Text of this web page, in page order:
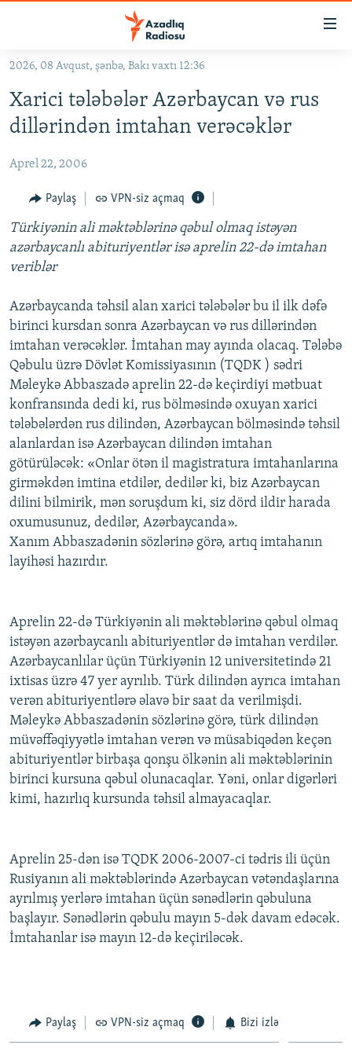
Əsas
qayıt
Əsas
qayıt
#ƏSLINDƏ
FƏRQƏ BAX
QANUNI DOĞRU
ARAŞDIRMA
VIDEO
FOTOQALEREYA
İNFOQRAFIKA
KARIKATURA
RADIO ARXIV
OXU ZALI
AZƏRBAYCAN ƏDƏBIYYATI KITABXANASI
İSLAM VƏ DEMOKRATIYA
İZ - MƏDƏNIYYƏT PROQRAMI
HAQQIMIZDA
MISSIYAMIZ
PEŞƏ ETIKASI VƏ JURNALISTIKA STANDARTLARIMIZ
MATERIALLARIMIZDAN ISTIFADƏ
AZADLIQRADIOSU MOBIL TELEFONUNUZDA
BIZIMLƏ ƏLAQƏ
XƏBƏR BÜLLETENLƏRIMIZ
BIZI IZLƏ
RFE/RL-in bütün saytları
2026, 08 Avqust, şənbə, Bakı vaxtı 12:36
Xarici tələbələr Azərbaycan və rus
dillərindən imtahan verəcəklər
Aprel 22, 2006
Paylaş VPN-siz açmaq
Türkiyənin ali məktəblərinə qəbul olmaq istəyən
azərbaycanlı abituriyentlər isə aprelin 22-də imtahan
veriblər
Azərbaycanda təhsil alan xarici tələbələr bu il ilk dəfə
birinci kursdan sonra Azərbaycan və rus dillərindən
imtahan verəcəklər. İmtahan may ayında olacaq. Tələbə
Qəbulu üzrə Dövlət Komissiyasının (TQDK ) sədri
Məleykə Abbaszadə aprelin 22-də keçirdiyi mətbuat
konfransında dedi ki, rus bölməsində oxuyan xarici
tələbələrdən rus dilindən, Azərbaycan bölməsində təhsil
alanlardan isə Azərbaycan dilindən imtahan
götürüləcək: «Onlar ötən il magistratura imtahanlarına
girməkdən imtina etdilər, dedilər ki, biz Azərbaycan
dilini bilmirik, mən soruşdum ki, siz dörd ildir harada
oxumusunuz, dedilər, Azərbaycanda».
Xanım Abbaszadənin sözlərinə görə, artıq imtahanın
layihəsi hazırdır.
Aprelin 22-də Türkiyənin ali məktəblərinə qəbul olmaq
istəyən azərbaycanlı abituriyentlər də imtahan verdilər.
Azərbaycanlılar üçün Türkiyənin 12 universitetində 21
ixtisas üzrə 47 yer ayrılıb. Türk dilindən ayrıca imtahan
verən abituriyentlərə əlavə bir saat da verilmişdi.
Məleykə Abbaszadənin sözlərinə görə, türk dilindən
müvəffəqiyyətlə imtahan verən və müsabiqədən keçən
abituriyentlər birbaşa qonşu ölkənin ali məktəblərinin
birinci kursuna qəbul olunacaqlar. Yəni, onlar digərləri
kimi, hazırlıq kursunda təhsil almayacaqlar.
Aprelin 25-dən isə TQDK 2006-2007-ci tədris ili üçün
Rusiyanın ali məktəblərində Azərbaycan vətəndaşlarına
ayrılmış yerlərə imtahan üçün sənədlərin qəbuluna
başlayır. Sənədlərin qəbulu mayın 5-dək davam edəcək.
İmtahanlar isə mayın 12-də keçiriləcək.
Paylaş VPN-siz açmaq Bizi izlə